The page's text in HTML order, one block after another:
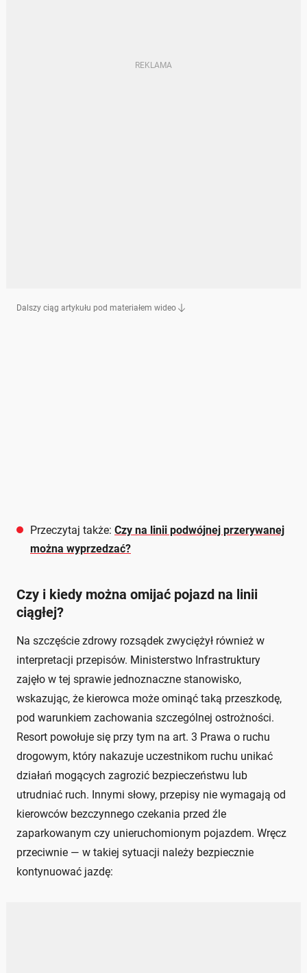
Dalszy ciąg artykułu pod materiałem wideo
Przeczytaj także: Czy na linii podwójnej przerywanej
można wyprzedzać?
Czy i kiedy można omijać pojazd na linii
ciągłej?
Na szczęście zdrowy rozsądek zwyciężył również w
interpretacji przepisów. Ministerstwo Infrastruktury
zajęło w tej sprawie jednoznaczne stanowisko,
wskazując, że kierowca może ominąć taką przeszkodę,
pod warunkiem zachowania szczególnej ostrożności.
Resort powołuje się przy tym na art. 3 Prawa o ruchu
drogowym, który nakazuje uczestnikom ruchu unikać
działań mogących zagrozić bezpieczeństwu lub
utrudniać ruch. Innymi słowy, przepisy nie wymagają od
kierowców bezczynnego czekania przed źle
zaparkowanym czy unieruchomionym pojazdem. Wręcz
przeciwnie — w takiej sytuacji należy bezpiecznie
kontynuować jazdę: